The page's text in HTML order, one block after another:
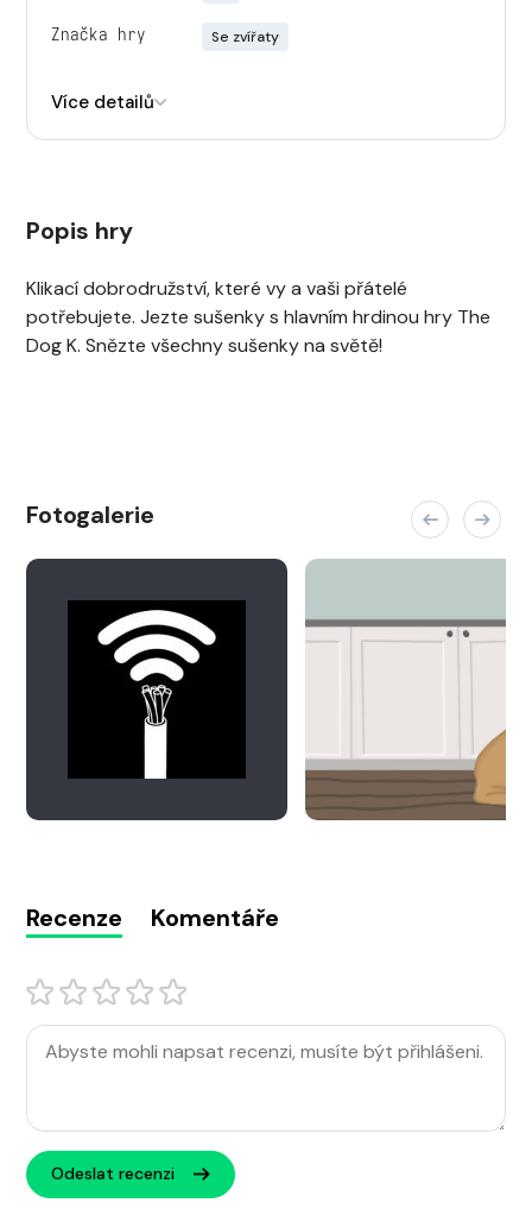
Značka hry Se zvířaty
Více detailů
Popis hry
Klikací dobrodružství, které vy a vaši přátelé
potřebujete. Jezte sušenky s hlavním hrdinou hry The
Dog K. Snězte všechny sušenky na světě!
Fotogalerie
Recenze Komentáře
Odeslat recenzi